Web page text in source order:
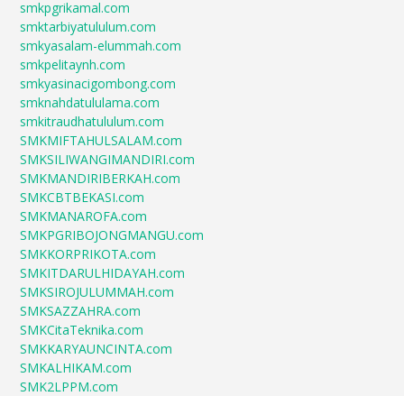
smkpgrikamal.com
smktarbiyatululum.com
smkyasalam-elummah.com
smkpelitaynh.com
smkyasinacigombong.com
smknahdatululama.com
smkitraudhatululum.com
SMKMIFTAHULSALAM.com
SMKSILIWANGIMANDIRI.com
SMKMANDIRIBERKAH.com
SMKCBTBEKASI.com
SMKMANAROFA.com
SMKPGRIBOJONGMANGU.com
SMKKORPRIKOTA.com
SMKITDARULHIDAYAH.com
SMKSIROJULUMMAH.com
SMKSAZZAHRA.com
SMKCitaTeknika.com
SMKKARYAUNCINTA.com
SMKALHIKAM.com
SMK2LPPM.com